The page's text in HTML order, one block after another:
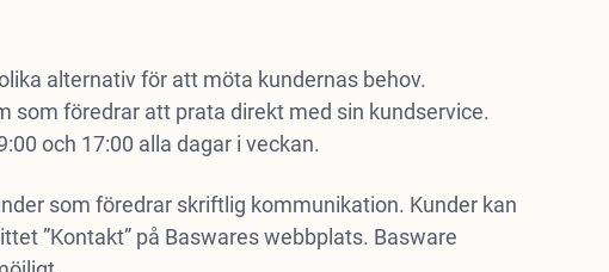
alternativ för att möta kundernas behov.
föredrar att prata direkt med sin kundservice.
och 17:00 alla dagar i veckan.
som föredrar skriftlig kommunikation. Kunder kan
”Kontakt” på Baswares webbplats. Basware